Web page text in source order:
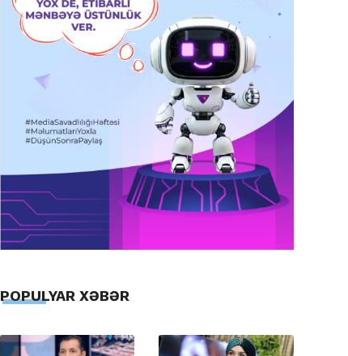
POPULYAR XƏBƏR